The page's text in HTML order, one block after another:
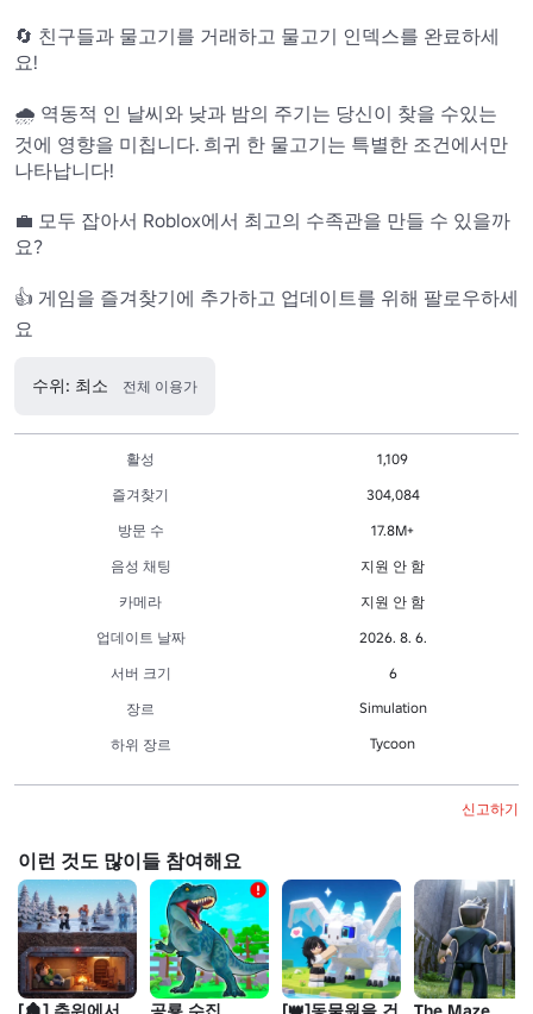
🔄 친구들과 물고기를 거래하고 물고기 인덱스를 완료하세
요!
🌧️ 역동적 인 날씨와 낮과 밤의 주기는 당신이 찾을 수있는
것에 영향을 미칩니다. 희귀 한 물고기는 특별한 조건에서만
나타납니다!
💼 모두 잡아서 Roblox에서 최고의 수족관을 만들 수 있을까
요?
👍 게임을 즐겨찾기에 추가하고 업데이트를 위해 팔로우하세
요
수위: 최소 전체 이용가
활성
1,109
즐겨찾기
304,084
방문 수
17.8M+
음성 채팅
지원 안 함
카메라
지원 안 함
업데이트 날짜
2026. 8. 6.
서버 크기
6
장르
Simulation
하위 장르 Tycoon
신고하기
이런 것도 많이들 참여해요